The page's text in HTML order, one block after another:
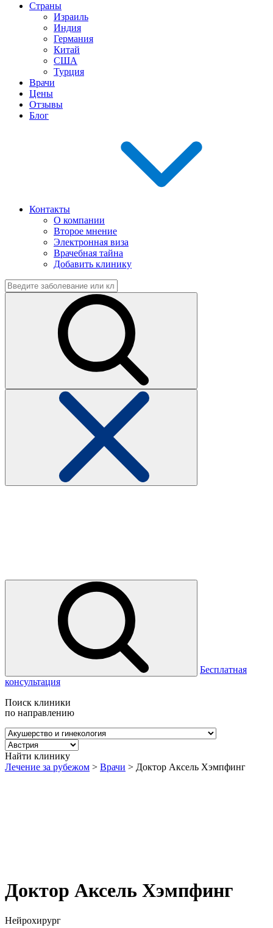
Страны
Израиль
Индия
Германия
Китай
США
Турция
Врачи
Цены
Отзывы
Блог
Контакты
О компании
Второе мнение
Электронная виза
Врачебная тайна
Добавить клинику
Бесплатная
консультация
Поиск клиники
по направлению
Найти клинику
Лечение за рубежом > Врачи > Доктор Аксель Хэмпфинг
Доктор Аксель Хэмпфинг
Нейрохирург